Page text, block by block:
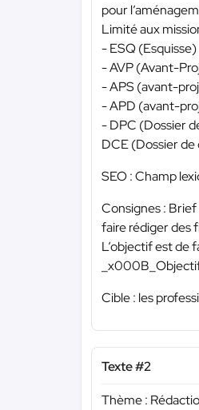
pour
Limité aux
- ESQ (Esquisse)
- AVP (Avant-
- APS (avant-
- APD (avant-
- DPC (Dossier
DCE (Dossier
SEO : Champ
Consignes :
faire rédiger des
L’objectif est de
Cible : les
Texte #2
Thème :